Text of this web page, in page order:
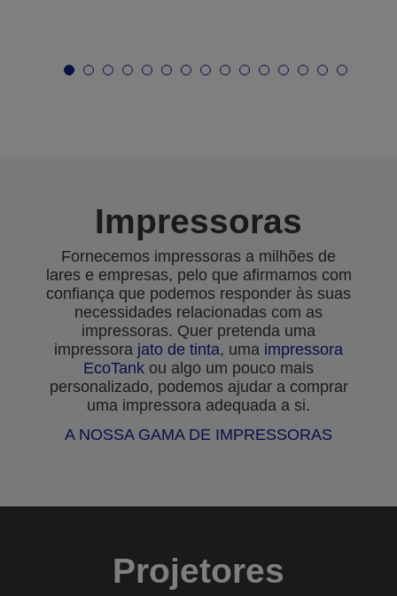
Impressoras
Fornecemos impressoras a milhões de
lares e empresas, pelo que afirmamos com
confiança que podemos responder às suas
necessidades relacionadas com as
impressoras. Quer pretenda uma
impressora jato de tinta, uma impressora
EcoTank ou algo um pouco mais
personalizado, podemos ajudar a comprar
uma impressora adequada a si.
A NOSSA GAMA DE IMPRESSORAS
Projetores